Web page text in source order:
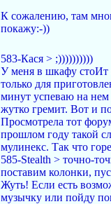
К сожалению, там
покажу:-))
583-Кася > ;))))))))))
У меня в шкафу стоИт
только для
минут успеваю на нем
жутко гремит. Вот и
Просмотрела тот
прошлом году такой
мулинекс. Так что
585-Stealth > точно-
поставим колонки,
Жуть! Если есть
музычку или пойду